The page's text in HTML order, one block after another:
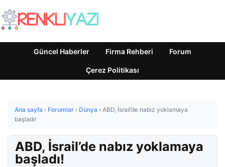
Güncel Haberler Firma Rehberi Forum
Çerez Politikası
Ana sayfa › Forumlar › Dünya › ABD, İsrail’de nabız yoklamaya
başladı!
ABD, İsrail’de nabız yoklamaya
başladı!